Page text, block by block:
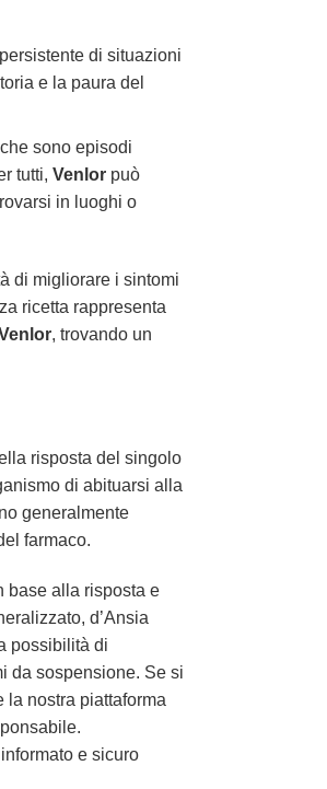
di situazioni
e la paura del
sono episodi
tutti, Venlorpuò
in luoghi o
di migliorare i sintomi
ricetta rappresenta
, trovando un
risposta del singolo
di abituarsi alla
generalmente
farmaco.
base alla risposta e
d’Ansia
possibilità di
da sospensione. Se si
la nostra piattaforma
e sicuro